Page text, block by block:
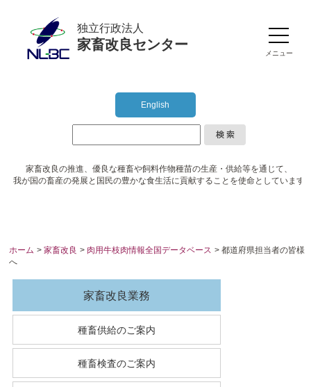
独立行政法人
家畜改良センター
メニュー
English
家畜改良の推進、優良な種畜や飼料作物種苗の生産・供給等を通じて、
我が国の畜産の発展と国民の豊かな食生活に貢献することを使命としています
ホーム >家畜改良 > 肉用牛枝肉情報全国データベース > 都道府県担当者の皆様
へ
家畜改良業務
種畜供給のご案内
種畜検査のご案内